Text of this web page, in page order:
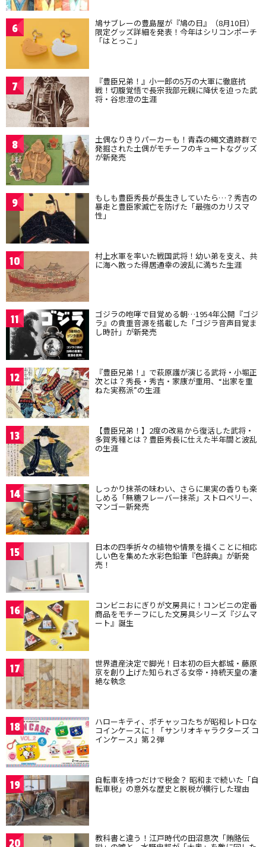
6 鳩サブレーの豊島屋が『鳩の日』（8月10日）
限定グッズ詳細を発表！今年はシリコンポーチ
「はとっこ」
7 『豊臣兄弟！』小一郎の5万の大軍に徹底抗
戦！切腹覚悟で長宗我部元親に降伏を迫った武
将・谷忠澄の生涯
8 土偶なりきりパーカーも！青森の縄文遺跡群で
発掘された土偶がモチーフのキュートなグッズ
が新発売
9 もしも豊臣秀長が長生きしていたら…？秀吉の
暴走と豊臣家滅亡を防げた「最強のカリスマ
性」
10 村上水軍を率いた戦国武将！幼い弟を支え、共
に海へ散った得居通幸の波乱に満ちた生涯
11 ゴジラの咆哮で目覚める朝…1954年公開『ゴジ
ラ』の貴重音源を搭載した「ゴジラ音声目覚ま
し時計」が新発売
12 『豊臣兄弟！』で萩原護が演じる武将・小堀正
次とは？秀長・秀吉・家康が重用、“出家を重
ねた実務派”の生涯
13 【豊臣兄弟！】2度の改易から復活した武将・
多賀秀種とは？豊臣秀長に仕えた半年間と波乱
の生涯
14 しっかり抹茶の味わい、さらに果実の香りも楽
しめる「無糖フレーバー抹茶」ストロベリー、
マンゴー新発売
15 日本の四季折々の植物や情景を描くことに相応
しい色を集めた水彩色鉛筆『色辞典』が新発
売！
16 コンビニおにぎりが文房具に！コンビニの定番
商品をモチーフにした文房具シリーズ『ジムマ
ート』誕生
17 世界遺産決定で脚光！日本初の巨大都城・藤原
京を創り上げた知られざる女帝・持統天皇の凄
絶な執念
18 ハローキティ、ポチャッコたちが昭和レトロな
コインケースに！「サンリオキャラクターズ コ
インケース」第２弾
19 自転車を持つだけで税金？ 昭和まで続いた「自
転車税」の意外な歴史と脱税が横行した理由
20 教科書と違う！江戸時代の田沼意次「賄賂伝